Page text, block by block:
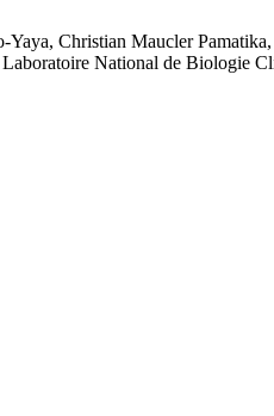
Christian Maucler
Laboratoire National de Biologie